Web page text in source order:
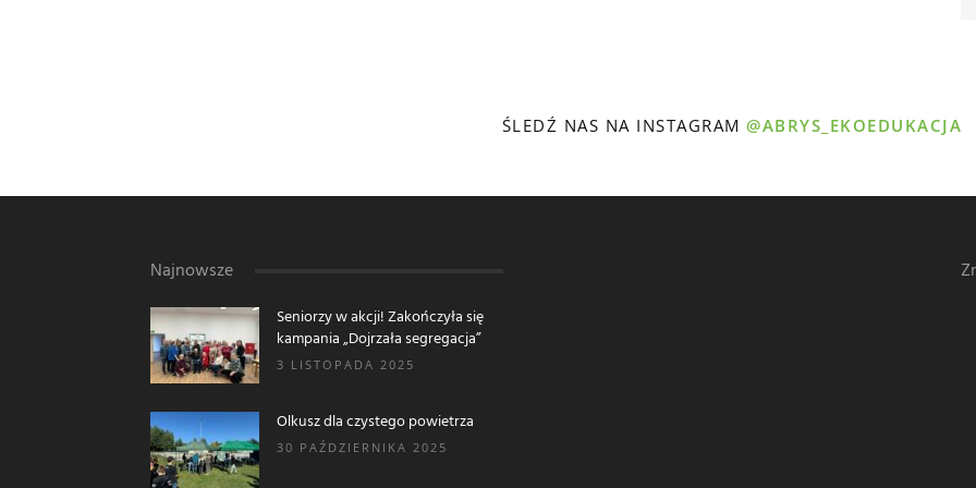
ŚLEDŹ NAS NA INSTAGRAM@ABRYS_EKOEDUKACJA
Najnowsze
Seniorzy w akcji! Zakończyła się
kampania „Dojrzała segregacja”
3 LISTOPADA 2025
Olkusz dla czystego powietrza
30 PAŹDZIERNIKA 2025